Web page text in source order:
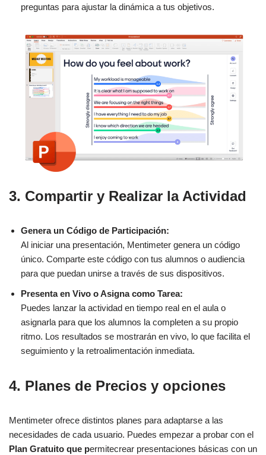
preguntas para ajustar la dinámica a tus objetivos.
3. Compartir y Realizar la Actividad
Genera un Código de Participación:
Al iniciar una presentación, Mentimeter genera un código
único. Comparte este código con tus alumnos o audiencia
para que puedan unirse a través de sus dispositivos.
Presenta en Vivo o Asigna como Tarea:
Puedes lanzar la actividad en tiempo real en el aula o
asignarla para que los alumnos la completen a su propio
ritmo. Los resultados se mostrarán en vivo, lo que facilita el
seguimiento y la retroalimentación inmediata.
4. Planes de Precios y opciones
Mentimeter ofrece distintos planes para adaptarse a las
necesidades de cada usuario. Puedes empezar a probar con el
Plan Gratuito que permitecrear presentaciones básicas con un